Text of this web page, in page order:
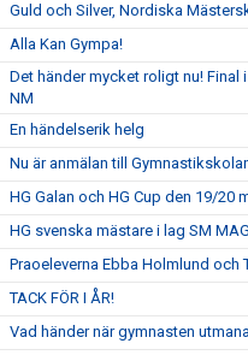
Guld och Silver, Nordiska
Alla Kan Gympa!
Det händer mycket roligt nu! Final
NM
En händelserik helg
Nu är anmälan till
HG Galan och HG Cup den 19/20
HG svenska mästare i lag SM MAG
Praoeleverna Ebba Holmlund och
TACK FÖR I ÅR!
Vad händer när gymnasten